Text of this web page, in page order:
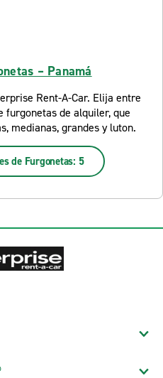
– Panamá
Rent-A-Car. Elija entre
furgonetas de alquiler, que
medianas, grandes y luton.
de Furgonetas: 5